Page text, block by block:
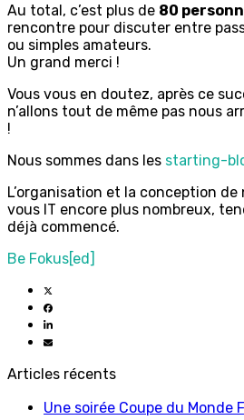
Au total, c’est plus de 80
rencontre pour discuter entre
ou simples amateurs.
Un grand merci !
Vous vous en doutez, après ce
n’allons tout de même pas nous
!
Nous sommes dans les starting-
L’organisation et la conception
vous IT encore plus nombreux,
déjà commencé.
Be Fokus[ed]
Articles récents
Une soirée Coupe du Monde